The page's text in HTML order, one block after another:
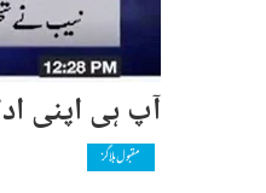
آپ ہی اپنی
مقبول بلاگز